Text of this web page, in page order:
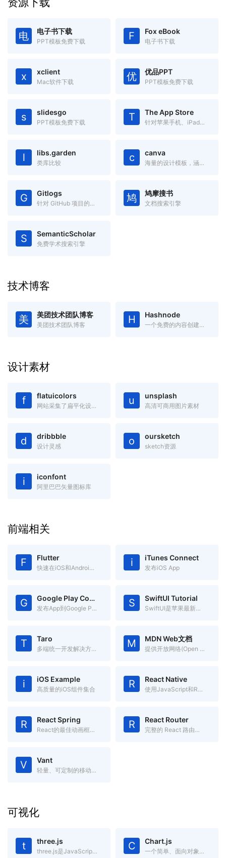
电 电子书下载
PPT模板免费下载 F Fox eBook
电子书下载
x xclient
Mac软件下载 优 优品PPT
PPT模板免费下载
s slidesgo
PPT模板免费下载 T The App Store
针对苹果手机、iPad、Mac 设备的应用搜索工具
l libs.garden
类库比较 c canva
海量的设计模板，涵盖海报、简历、名片、邀请函、Logo、PPT模板
G Gitlogs
针对 GitHub 项目的搜索引擎 鸠 鸠摩搜书
文档搜索引擎
S SemanticScholar
免费学术搜索引擎
技术博客
美 美团技术团队博客
美团技术团队博客 H Hashnode
一个免费的内容创建平台和社区，你可以在自己的域中发布文章
设计素材
f flatuicolors
网站采集了扁平化设计中最受欢迎的色彩，绝对是您进行扁平设计的必备工具，可以吸取复制任何你看中的色彩。 u unsplash
高清可商用图片素材
d dribbble
设计灵感 o oursketch
sketch资源
i iconfont
阿里巴巴矢量图标库
前端相关
F Flutter
快速在iOS和Android上构建高质量的原生用户界面 i iTunes Connect
发布iOS App
G Google Play Console
发布App到Google Play S SwiftUI Tutorial
SwiftUI是苹果最新推出的app声明式开发框架，跨Apple平台
T Taro
多端统一开发解决方案 一处代码，多处运行 M MDN Web文档
提供开放网络(Open Web)技术有关的信息
i iOS Example
高质量的iOS组件集合 R React Native
使用JavaScript和React编写原生移动应用
R React Spring
React的最佳动画框架之一 R React Router
完整的 React 路由解决方案
V Vant
轻量、可定制的移动端 Vue 组件库
可视化
t three.js
three.js是JavaScript编写的WebGL第三方库。提供了非常多的3D显示功能 C Chart.js
一个简单、面向对象，为设计和开发者准备的图表绘制工具库